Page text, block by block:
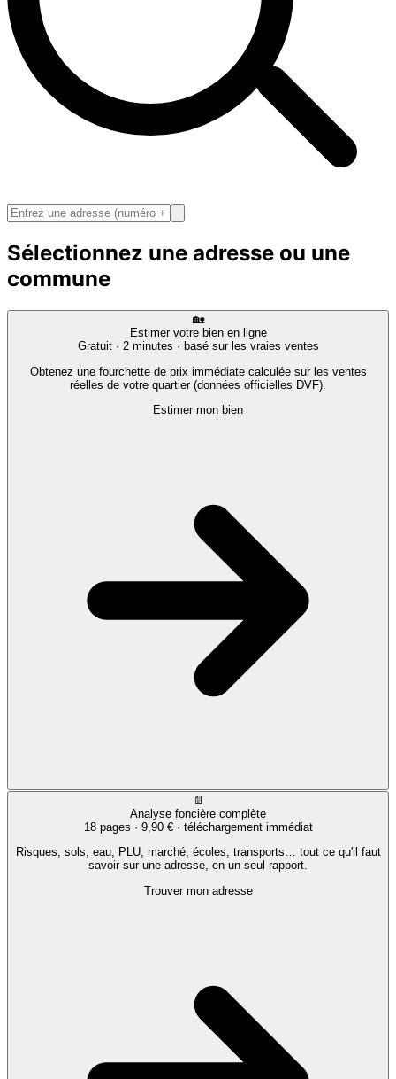
Sélectionnez une adresse ou une
commune
🏡
Estimer votre bien en ligne
Gratuit · 2 minutes · basé sur les vraies ventes
Obtenez une fourchette de prix immédiate calculée sur les ventes
réelles de votre quartier (données officielles DVF).
Estimer mon bien
📄
Analyse foncière complète
18 pages · 9,90 €· téléchargement immédiat
Risques, sols, eau, PLU, marché, écoles, transports… tout ce qu'il faut
savoir sur une adresse, en un seul rapport.
Trouver mon adresse